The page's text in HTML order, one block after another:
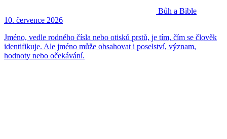
Bůh a Bible
10. července 2026
Jméno, vedle rodného čísla nebo otisků prstů, je tím, čím se člověk
identifikuje. Ale jméno může obsahovat i poselství, význam,
hodnoty nebo očekávání.